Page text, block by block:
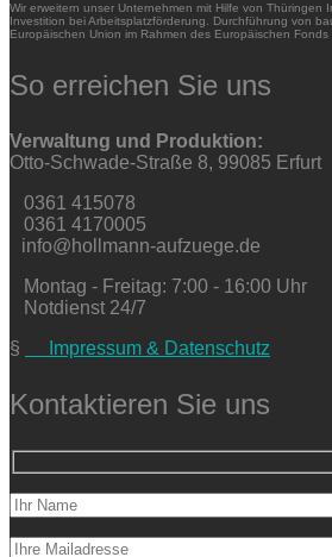
Wir erweitern unser Unternehmen mit Hilfe von Thüringen
Investition bei Arbeitsplatzförderung. Durchführung von
Europäischen Union im Rahmen des Europäischen
So erreichen Sie uns
Verwaltung und Produktion:
Otto-Schwade-Straße 8, 99085 Erfurt
0361 415078
0361 4170005
info@hollmann-aufzuege.de
Montag - Freitag: 7:00 - 16:00 Uhr
Notdienst 24/7
§
Impressum & Datenschutz
Kontaktieren Sie uns